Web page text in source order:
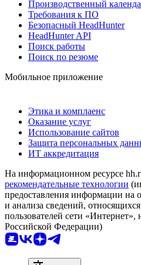
Производственный
Требования к ПО
Безопасный HeadHunter
HeadHunter API
Поиск работы
Поиск по резюме
Мобильное приложение
Этика и комплаенс
Оказание услуг
Использование сайтов
Защита персональных
ИТ аккредитация
На информационном ресурсе
рекомендательные технологии
предоставления информации на
и анализа сведений,
пользователей сети
Российской Федерации)